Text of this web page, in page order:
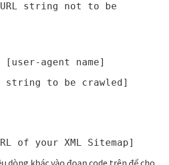
string not to be
[user-agent name]
string to be crawled]
of your XML Sitemap]